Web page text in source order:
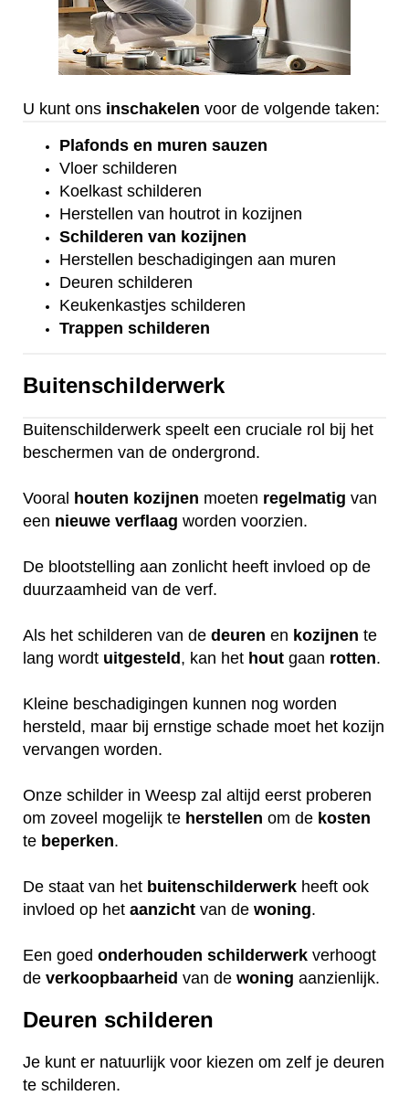
U kunt ons inschakelen voor de volgende taken:
Plafonds en muren sauzen
Vloer schilderen
Koelkast schilderen
Herstellen van houtrot in kozijnen
Schilderen van kozijnen
Herstellen beschadigingen aan muren
Deuren schilderen
Keukenkastjes schilderen
Trappen schilderen
Buitenschilderwerk
Buitenschilderwerk speelt een cruciale rol bij het
beschermen van de ondergrond.
Vooral houten kozijnen moeten regelmatig van
een nieuwe verflaag worden voorzien.
De blootstelling aan zonlicht heeft invloed op de
duurzaamheid van de verf.
Als het schilderen van de deuren en kozijnen te
lang wordt uitgesteld, kan het hout gaan rotten.
Kleine beschadigingen kunnen nog worden
hersteld, maar bij ernstige schade moet het kozijn
vervangen worden.
Onze schilder in Weesp zal altijd eerst proberen
om zoveel mogelijk te herstellen om de kosten
te beperken.
De staat van het buitenschilderwerk heeft ook
invloed op het aanzicht van de woning.
Een goed onderhouden schilderwerk verhoogt
de verkoopbaarheid van de woning aanzienlijk.
Deuren schilderen
Je kunt er natuurlijk voor kiezen om zelf je deuren
te schilderen.